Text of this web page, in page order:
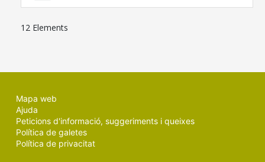
12 Elements
Mapa web
Ajuda
Peticions d'informació, suggeriments i queixes
Política de galetes
Política de privacitat